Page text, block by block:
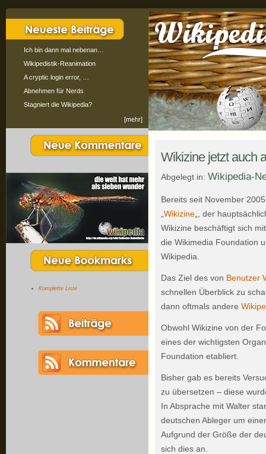
Ich bin dann mal nebenan…
Wikipedistik-Reanimation
A cryptic login error, …
Abnehmen für Nerds
Stagniert die Wikipedia?
[mehr]
Komplette Liste
Wikizine jetzt auch
Abgelegt in: Wikipedia-
Bereits seit November
Wikizine „, der
Wikizine beschäftigt sich
die Wikimedia Foundation
Wikipedia.
Das Ziel des von Benutzer
schnellen Überblick zu
dann oftmals andere
Obwohl Wikizine von der
eines der wichtigsten
Foundation etabliert.
Bisher gab es bereits
zu übersetzen – diese
In Absprache mit Walter
deutschen Ableger um
Aufgrund der Größe der
sich dies an.